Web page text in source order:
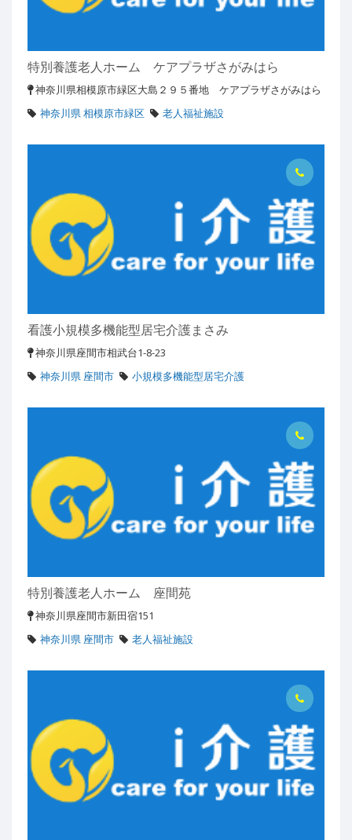
特別養護老人ホーム ケアプラザさがみはら
神奈川県相模原市緑区大島２９５番地 ケアプラザさがみはら
神奈川県 相模原市緑区
老人福祉施設
看護小規模多機能型居宅介護まさみ
神奈川県座間市相武台1-8-23
神奈川県 座間市
小規模多機能型居宅介護
特別養護老人ホーム 座間苑
神奈川県座間市新田宿151
神奈川県 座間市
老人福祉施設